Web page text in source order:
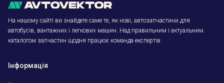
На нашому сайті ви знайдете саме те, як нові, автозапчастини для
автобусів, вантажних і легкових машин. Над правильним і актуальним
каталогом запчастин щодня працює команда експертів.
Інформація